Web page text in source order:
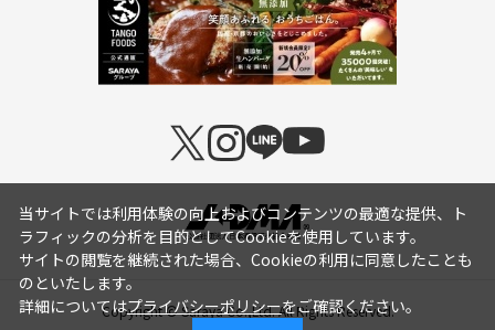
Copyright © Saraya Co.,Ltd. All Rights Reserved.
当サイトでは利用体験の向上およびコンテンツの最適な提供、ト
ラフィックの分析を目的としてCookieを使用しています。
サイトの閲覧を継続された場合、Cookieの利用に同意したことも
のといたします。
詳細についてはプライバシーポリシーをご確認ください。